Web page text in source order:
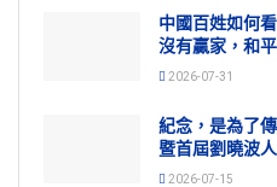
中國百姓如何
沒有贏家，和
2026-07-31
紀念，是為了
暨首屆劉曉波
2026-07-15